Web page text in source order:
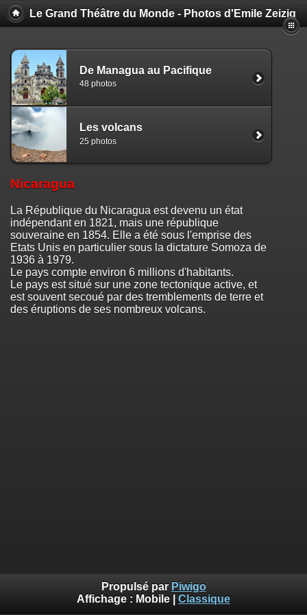
Le Grand Théâtre du Monde - Photos d'Emile Zeizig
De Managua au Pacifique
48 photos
Les volcans
25 photos
Nicaragua
La République du Nicaragua est devenu un état
indépendant en 1821, mais une république
souveraine en 1854. Elle a été sous l'emprise des
Etats Unis en particulier sous la dictature Somoza de
1936 à 1979.
Le pays compte environ 6 millions d'habitants.
Le pays est situé sur une zone tectonique active, et
est souvent secoué par des tremblements de terre et
des éruptions de ses nombreux volcans.
Propulsé par Piwigo
Affichage : Mobile Classique